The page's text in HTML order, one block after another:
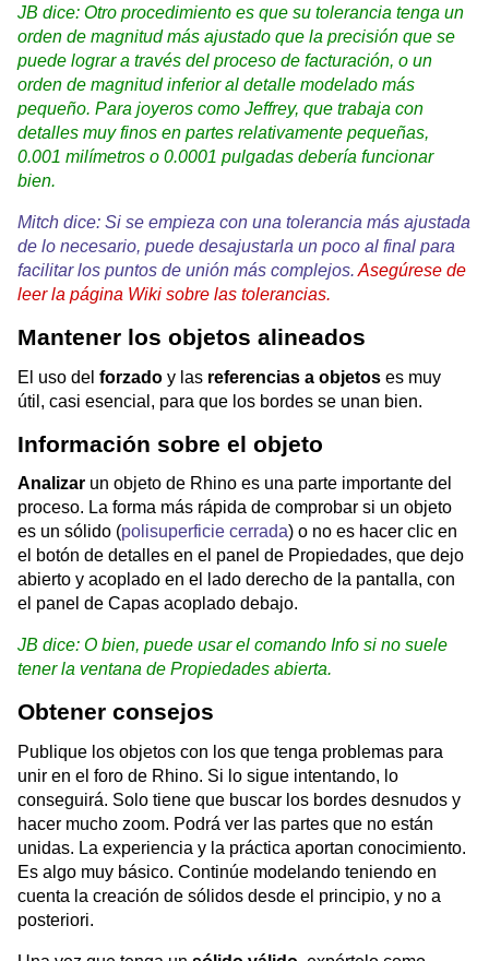
JB dice: Otro procedimiento es que su tolerancia tenga un
orden de magnitud más ajustado que la precisión que se
puede lograr a través del proceso de facturación, o un
orden de magnitud inferior al detalle modelado más
pequeño. Para joyeros como Jeffrey, que trabaja con
detalles muy finos en partes relativamente pequeñas,
0.001 milímetros o 0.0001 pulgadas debería funcionar
bien.
Mitch dice: Si se empieza con una tolerancia más ajustada
de lo necesario, puede desajustarla un poco al final para
facilitar los puntos de unión más complejos. Asegúrese de
leer la página Wiki sobre las tolerancias.
Mantener los objetos alineados
El uso del forzado y las referencias a objetos es muy
útil, casi esencial, para que los bordes se unan bien.
Información sobre el objeto
Analizar un objeto de Rhino es una parte importante del
proceso. La forma más rápida de comprobar si un objeto
es un sólido (polisuperficie cerrada) o no es hacer clic en
el botón de detalles en el panel de Propiedades, que dejo
abierto y acoplado en el lado derecho de la pantalla, con
el panel de Capas acoplado debajo.
JB dice: O bien, puede usar el comando Info si no suele
tener la ventana de Propiedades abierta.
Obtener consejos
Publique los objetos con los que tenga problemas para
unir en el foro de Rhino. Si lo sigue intentando, lo
conseguirá. Solo tiene que buscar los bordes desnudos y
hacer mucho zoom. Podrá ver las partes que no están
unidas. La experiencia y la práctica aportan conocimiento.
Es algo muy básico. Continúe modelando teniendo en
cuenta la creación de sólidos desde el principio, y no a
posteriori.